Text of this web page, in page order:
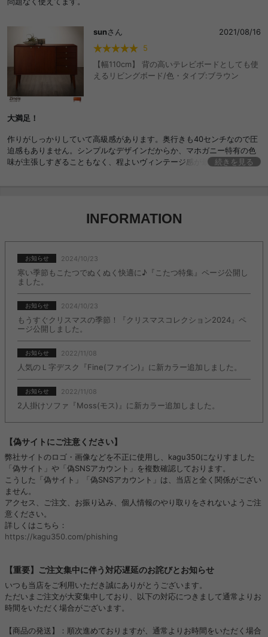
sunさん
2021/08/16
5
【幅110cm】 背の高いテレビボードとしても使
えるリビングボード/色・タイプ:ブラウン
大満足！
作りがしっかりしていて高級感があります。奥行きも40センチなので圧
迫感もありません。シンプルなデザインだからか、マホガニー特有の色
味が主張しすぎることもなく、程よいヴィンテージ感が最高です！時間
続きを見る
INFORMATION
お知らせ 2024/10/23
寒い季節もこたつでぬくぬく快適に♪『こたつ特集』ページ公開し
ました。
お知らせ 2024/10/23
もうすぐクリスマスの季節！『クリスマスコレクション2024』ペ
ージ公開しました。
お知らせ 2022/11/08
人気のＬ字デスク『Fine(ファイン)』に新カラー追加しました。
お知らせ 2022/11/08
2人掛けソファ『Moss(モス)』に新カラー追加しました。
【偽サイトにご注意ください】
弊社サイトのロゴ・画像などを不正に使用し、kagu350になりすました
「偽サイト」や「偽SNSアカウント」を複数確認しております。
こうした「偽サイト」「偽SNSアカウント」は、当店と全く関係がござい
ません。
アクセス、ご注文、お振り込み、個人情報のやり取りをされないようご注
意ください。
詳しくはこちら：
https://kagu350.com/phishing
【重要】ご注文集中に伴う対応遅延のお詫びとお知らせ
いつも当店をご利用いただき誠にありがとうございます。
ただいまご注文が大変集中しており、以下の対応につきまして通常よりお
時間をいただく場合がございます。
【商品の発送】：順次進めておりますが、通常よりお時間をいただく場合